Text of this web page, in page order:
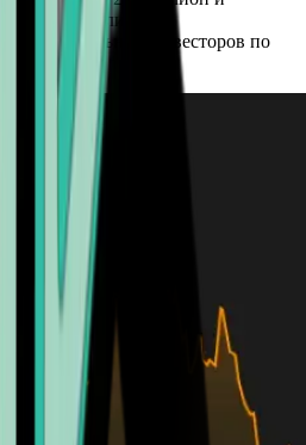
привлекли как
инвесторов по